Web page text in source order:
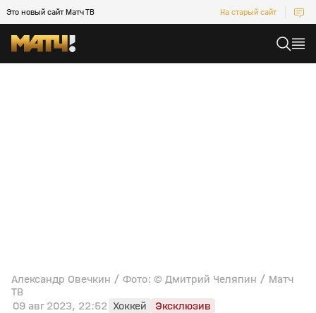
Это новый сайт Матч ТВ На старый сайт
Александр Овечкин / Фото: © Дмитрий Челяпин / Матч
ТВ
09 авг 2023, 22:52 Хоккей
Эксклюзив